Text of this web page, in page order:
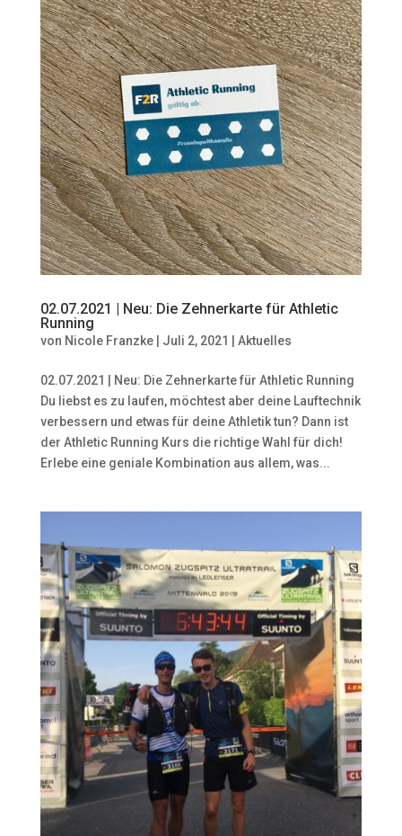
02.07.2021 | Neu: Die Zehnerkarte für Athletic
Running
von Nicole Franzke| Juli 2, 2021 Aktuelles
02.07.2021 | Neu: Die Zehnerkarte für Athletic Running
Du liebst es zu laufen, möchtest aber deine Lauftechnik
verbessern und etwas für deine Athletik tun? Dann ist
der Athletic Running Kurs die richtige Wahl für dich!
Erlebe eine geniale Kombination aus allem, was...